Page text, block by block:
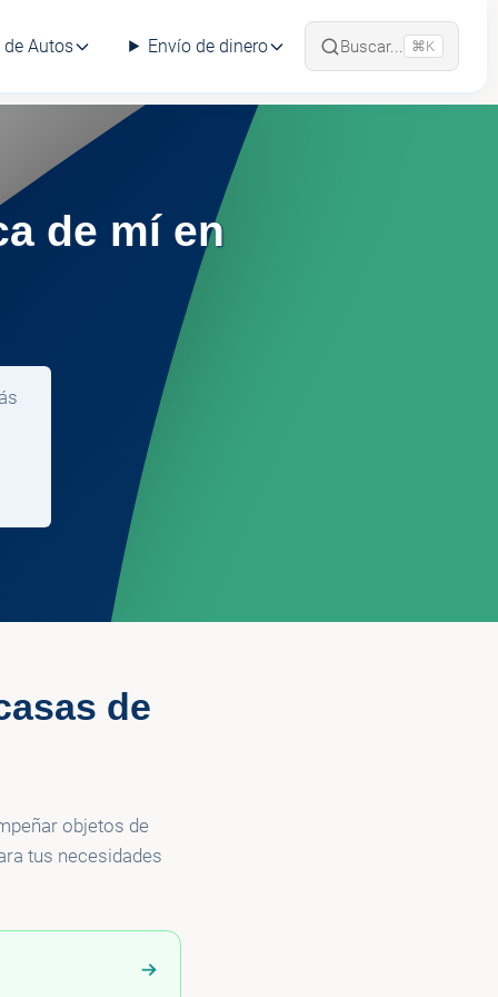
de Autos Envío de dinero Buscar... ⌘K
de mí en
de
objetos de
tus necesidades